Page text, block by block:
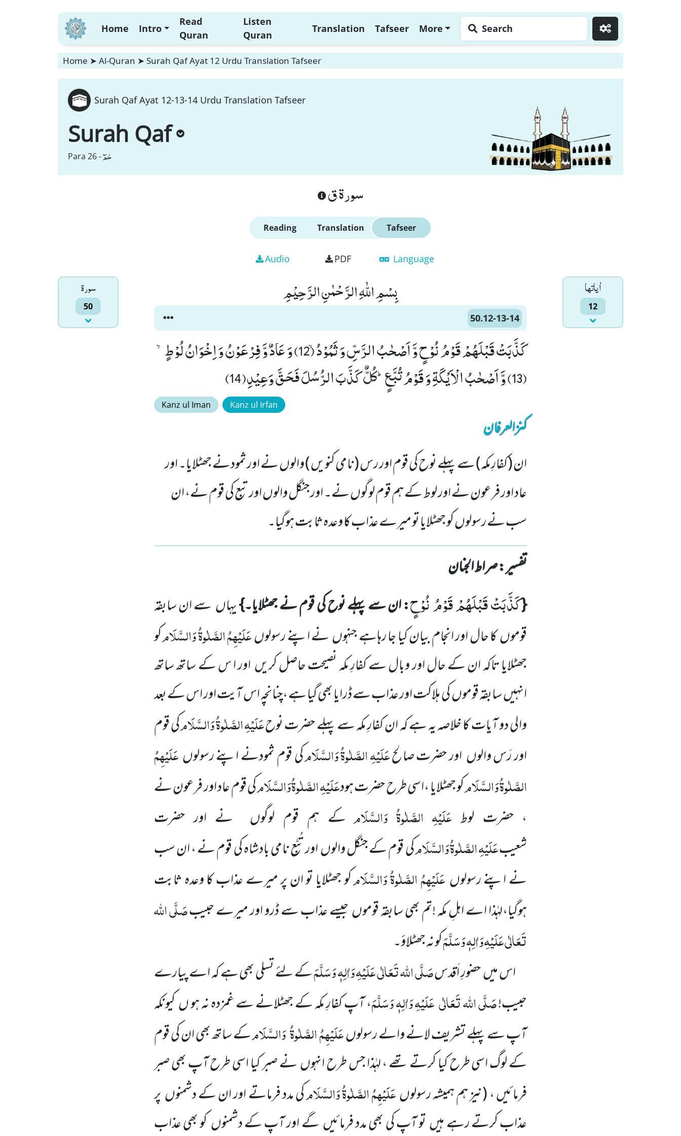
Home Intro
Read
Quran
Listen
Quran
Translation Tafseer More Search
Home ➤ Al-Quran ➤ Surah Qaf Ayat 12 Urdu Translation Tafseer
Surah Qaf Ayat 12-13-14 Urdu Translation Tafseer
Surah Qaf
Para 26 -حٰمٓ
سورة ق
Reading Translation Tafseer
Audio PDF Language
سورۃ
50
اٰياتها
12
بِسْمِ اللّٰهِ الرَّحْمٰنِ الرَّحِیْمِ
50.12-13-14
كَذَّبَتْ قَبْلَهُمْ قَوْمُ نُوْحٍ وَّ اَصْحٰبُ الرَّسِّ وَ ثَمُوْدُۙ (12) وَ عَادٌ وَّ فِرْعَوْنُ وَ اِخْوَانُ لُوْطٍۙ
(13) وَّ اَصْحٰبُ الْاَیْكَةِ وَ قَوْمُ تُبَّعٍؕ-كُلٌّ كَذَّبَ الرُّسُلَ فَحَقَّ وَعِیْدِ(14)
Kanz ul Iman Kanz ul Irfan
کنزالعرفان
ان (کفارِ مکہ) سے پہلے نوح کی قوم اور رس (نامی کنویں ) والوں نے اور ثمودنے جھٹلایا۔ اور
عاد اور فرعون نے اور لوط کے ہم قوم لوگوں نے۔ اور جنگل والوں اور تبع کی قوم نے، ان
سب نے رسولوں کو جھٹلایا تو میرے عذاب کا وعدہ ثابت ہوگیا۔
تفسیر : ‎صراط الجنان
{كَذَّبَتْ قَبْلَهُمْ قَوْمُ نُوْحٍ: ان سے پہلے نوح کی قوم نے جھٹلایا۔}یہاں سے ان سابقہ
قوموں کا حال اور انجام بیان کیا جا رہاہے جنہوں نے اپنے رسولوںعَلَیْہِمُ الصَّلٰوۃُ وَالسَّلَامکو
جھٹلایا تاکہ ان کے حال اور وبال سے کفارِ مکہ نصیحت حاصل کریں اور ا س کے ساتھ ساتھ
انہیں سابقہ قوموں کی ہلاکت اور عذاب سے ڈرایا بھی گیا ہے ،چنانچہ اس آیت اور اس کے بعد
والی دو آیات کا خلاصہ یہ ہے کہ ان کفارِ مکہ سے پہلے حضرت نوحعَلَیْہِالصَّلٰوۃُوَالسَّلَامکی قوم
اور رَس والوں اور حضرت صالحعَلَیْہِالصَّلٰوۃُوَالسَّلَامکی قوم ثمودنے اپنے رسولوںعَلَیْہِمُ
الصَّلٰوۃُ وَالسَّلَامکو جھٹلایا ،اسی طرح حضرت ہودعَلَیْہِالصَّلٰوۃُوَالسَّلَامکی قوم عاد اور فرعون نے
، حضرت لوط عَلَیْہِ الصَّلٰوۃُ وَالسَّلَام کے ہم قوم لوگوں نے اور حضرت
شعیبعَلَیْہِالصَّلٰوۃُوَالسَّلَامکی قوم کے جنگل والوں اور تُبَّع نامی بادشاہ کی قوم نے ، ان سب
نے اپنے رسولوںعَلَیْہِمُ الصَّلٰوۃُ وَالسَّلَامکو جھٹلایا تو ان پر میرے عذاب کا وعدہ ثابت
ہوگیا،لہٰذا اے اہلِ مکہ !تم بھی سابقہ قوموں جیسے عذاب سے ڈرو اور میرے حبیبصَلَّی اللہ
تَعَالٰی عَلَیْہِوَاٰلِہٖ وَسَلَّمَکو نہ جھٹلاؤ۔
اس میں حضورِ اَقدسصَلَّی اللہ تَعَالٰی عَلَیْہِوَاٰلِہٖ وَسَلَّمَکے لئے تسلی بھی ہے کہ اے پیارے
حبیب!صَلَّی اللہ تَعَالٰیعَلَیْہِوَاٰلِہٖ وَسَلَّمَ، آپ کفارِ مکہ کے جھٹلانے سے غمزدہ نہ ہو ں کیونکہ
آپ سے پہلے تشریف لانے والے رسولوںعَلَیْہِمُ الصَّلٰوۃُوَالسَّلَامکے ساتھ بھی ان کی قوم
کے لوگ اسی طرح کیا کرتے تھے ، لہٰذا جس طرح انہوں نے صبر کیا اسی طرح آپ بھی صبر
فرمائیں ،(نیز ہم ہمیشہ رسولوںعَلَیْہِمُ الصَّلٰوۃُ وَالسَّلَامکی مدد فرماتے اور ان کے دشمنوں پر
عذاب کرتے رہے ہیں تو آپ کی بھی مدد فرمائیں گے اور آپ کے دشمنوں کو بھی عذاب